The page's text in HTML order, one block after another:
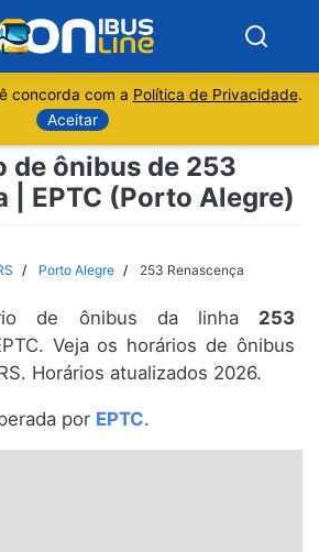
concorda com a Política de Privacidade.
Aceitar
de ônibus de 253
| EPTC (Porto Alegre)
Porto Alegre 253 Renascença
de ônibus da linha 253
Veja os horários de ônibus
Horários atualizados 2026.
por EPTC.